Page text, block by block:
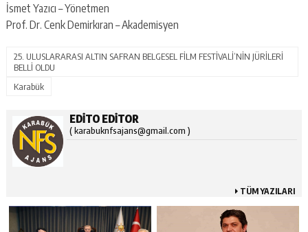
İsmet Yazıcı – Yönetmen
Prof. Dr. Cenk Demirkıran – Akademisyen
25. ULUSLARARASI ALTIN SAFRAN BELGESEL FİLM FESTİVALİ’NİN JÜRİLERİ
BELLİ OLDU
Karabük
EDITO EDITOR
( karabuknfsajans@gmail.com )
TÜM YAZILARI